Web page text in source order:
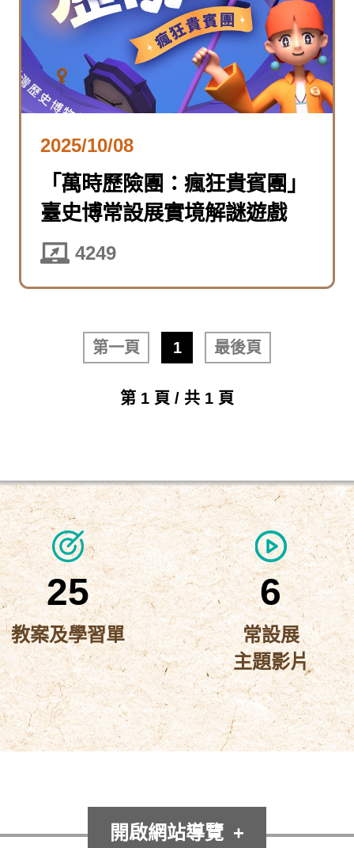
2025/10/08
「萬時歷險團：瘋狂貴賓團」
臺史博常設展實境解謎遊戲
4249
第一頁 1 最後頁
第 1 頁 / 共 1 頁
25
教案及學習單
6
常設展
主題影片
開啟網站導覽